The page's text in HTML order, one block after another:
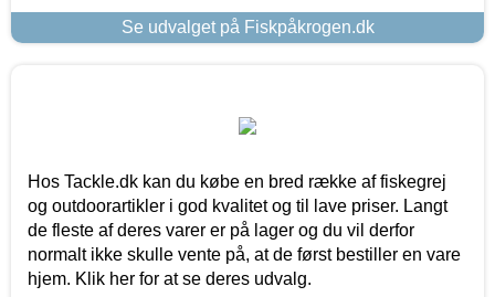
Se udvalget på Fiskpåkrogen.dk
Hos Tackle.dk kan du købe en bred række af fiskegrej
og outdoorartikler i god kvalitet og til lave priser. Langt
de fleste af deres varer er på lager og du vil derfor
normalt ikke skulle vente på, at de først bestiller en vare
hjem. Klik her for at se deres udvalg.